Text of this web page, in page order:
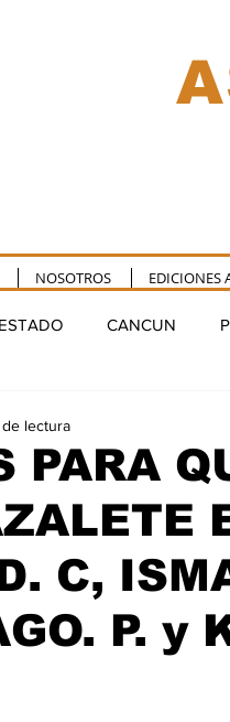
NOSOTROS EDICIONES
CANCUN
PARA
C,
P. y
de lectura